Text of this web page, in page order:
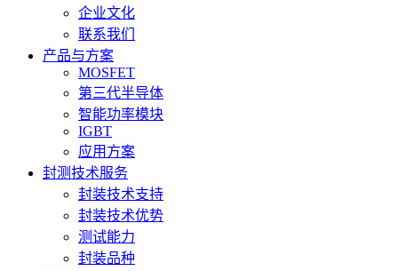
企业文化
联系我们
产品与方案
MOSFET
第三代半导体
智能功率模块
IGBT
应用方案
封测技术服务
封装技术支持
封装技术优势
测试能力
封装品种